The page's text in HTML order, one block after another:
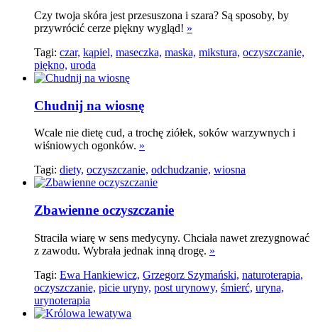
Czy twoja skóra jest przesuszona i szara? Są sposoby, by
przywrócić cerze piękny wygląd! »
Tagi: czar, kąpiel, maseczka, maska, mikstura, oczyszczanie,
piękno, uroda
Chudnij na wiosnę
Wcale nie dietę cud, a trochę ziółek, soków warzywnych i
wiśniowych ogonków. »
Tagi: diety, oczyszczanie, odchudzanie, wiosna
Zbawienne oczyszczanie
Straciła wiarę w sens medycyny. Chciała nawet zrezygnować
z zawodu. Wybrała jednak inną drogę. »
Tagi: Ewa Hankiewicz, Grzegorz Szymański, naturoterapia,
oczyszczanie, picie uryny, post urynowy, śmierć, uryna,
urynoterapia